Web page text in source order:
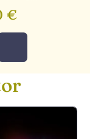
GEORGES
€